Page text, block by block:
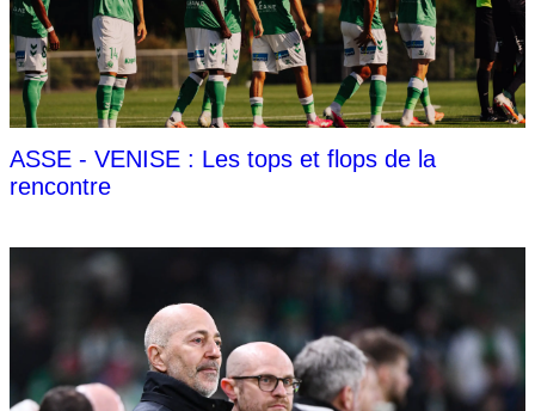
ASSE - VENISE : Les tops et flops de la
rencontre